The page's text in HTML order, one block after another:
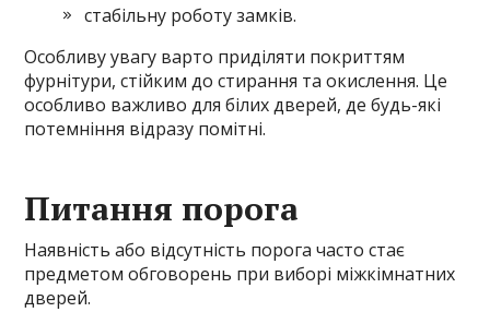
стабільну роботу замків.
Особливу увагу варто приділяти покриттям
фурнітури, стійким до стирання та окислення. Це
особливо важливо для білих дверей, де будь-які
потемніння відразу помітні.
Питання порога
Наявність або відсутність порога часто стає
предметом обговорень при виборі міжкімнатних
дверей.